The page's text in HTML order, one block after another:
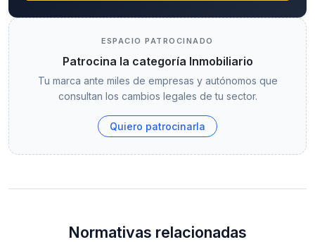
ESPACIO PATROCINADO
Patrocina la categoría Inmobiliario
Tu marca ante miles de empresas y autónomos que
consultan los cambios legales de tu sector.
Quiero patrocinarla
Normativas relacionadas